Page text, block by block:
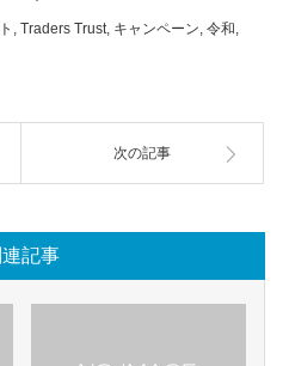
, Traders Trust, キャンペーン, 令和,
次の記事
記事